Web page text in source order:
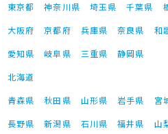
東京都 神奈川県 埼玉県 千葉県
大阪府 京都府 兵庫県 奈良県 和
愛知県 岐阜県 三重県
静岡県
北海道
青森県 秋田県 山形県 岩手県 宮
長野県 新潟県 石川県 福井県 山